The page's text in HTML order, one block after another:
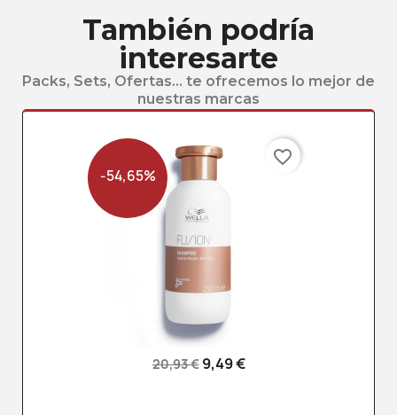
También podría
interesarte
Packs, Sets, Ofertas... te ofrecemos lo mejor de
nuestras marcas
20,93 € 9,49 €
-54,65%
favorite_border